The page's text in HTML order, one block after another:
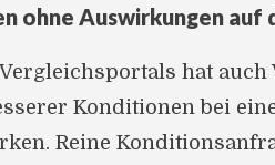
ohne Auswirkungen auf
hat
Konditionen bei
Reine